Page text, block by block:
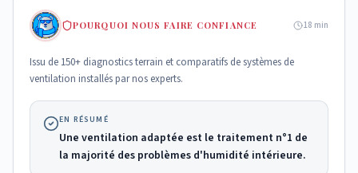
POURQUOI NOUS FAIRE CONFIANCE 18 min
Issu de 150+ diagnostics terrain et comparatifs de systèmes de
ventilation installés par nos experts.
EN RÉSUMÉ
Une ventilation adaptée est le traitement n°1 de
la majorité des problèmes d'humidité intérieure.